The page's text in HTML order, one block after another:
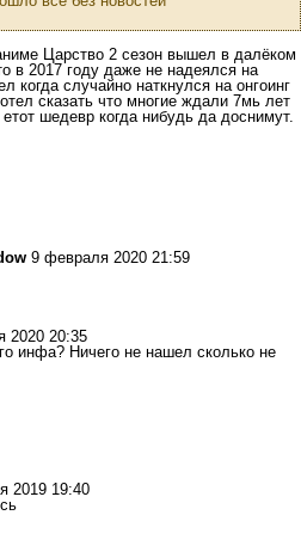
Царство 2 сезон вышел в далёком
в 2017 году даже не надеялся на
когда случайно наткнулся на онгоинг
сказать что многие ждали 7мь лет
шедевр когда нибудь да доснимут.
9 февраля 2020 21:59
2020 20:35
инфа? Ничего не нашел сколько не
2019 19:40